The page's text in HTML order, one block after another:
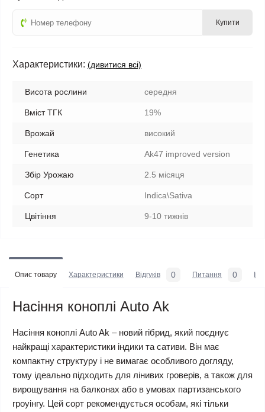
Купити
Характеристики: (дивитися всі)
Висота рослини середня
Вміст ТГК 19%
Врожай високий
Генетика Ak47 improved version
Збір Урожаю 2.5 місяця
Сорт Indica\Sativa
Цвітіння 9-10 тижнів
Опис товару Характеристики Відгуків 0 Питання 0
Насіння коноплі Auto Ak
Насіння коноплі Auto Ak – новий гібрид, який поєднує
найкращі характеристики індики та сативи. Він має
компактну структуру і не вимагає особливого догляду,
тому ідеально підходить для лінивих гроверів, а також для
вирощування на балконах або в умовах партизанського
гроуінгу. Цей сорт рекомендується особам, які тільки